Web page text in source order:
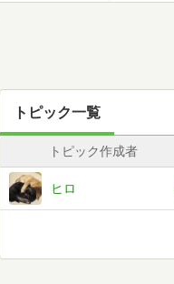
トピック一覧
トピック作成者
ヒロ